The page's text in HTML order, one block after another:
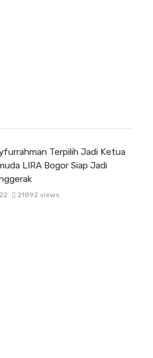
Terpilih Jadi Ketua
LIRA Bogor Siap Jadi
21892 views